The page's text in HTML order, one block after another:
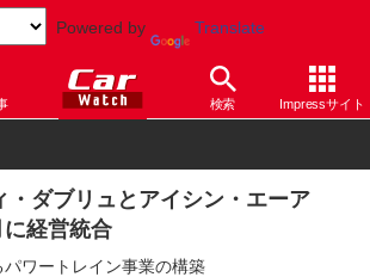
Powered by Translate
検索 Impressサイト
安全
・ダブリュとアイシン・エーア
経営統合
パワートレイン事業の構築